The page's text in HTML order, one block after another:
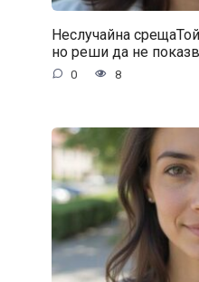
Неслучайна
но реши да не
0 8